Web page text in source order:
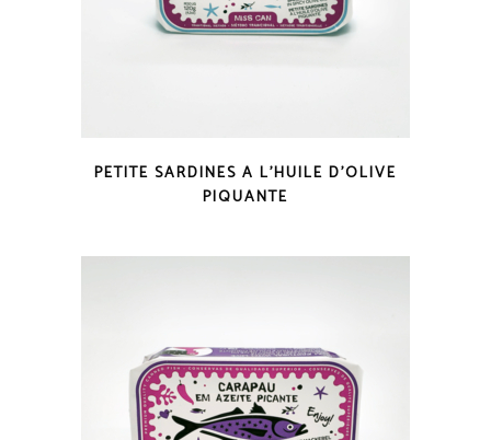
PETITE SARDINES A L’HUILE D’OLIVE
PIQUANTE